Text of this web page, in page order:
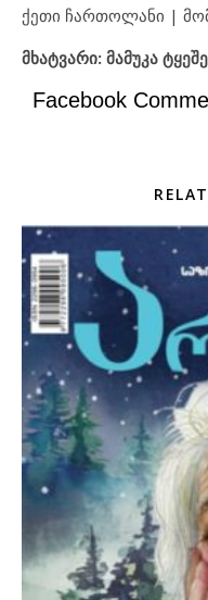
ქეთი ჩართოლანი |
მხატვარი: მამუკა
Facebook